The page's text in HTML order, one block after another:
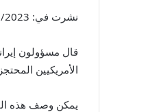
نشرت في: – 07:51
قال مسؤولون
الأمريكيين
يمكن وصف هذه